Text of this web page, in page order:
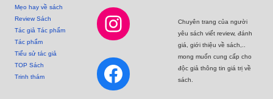
Mẹo hay về sách
Review Sách
Tác giả Tác phẩm
Tác phẩm
Tiểu sử tác giả
TOP Sách
Trinh thám
Chuyên trang của người
yêu sách viết review, đánh
giá, giới thiệu về sách,..
mong muốn cung cấp cho
độc giả thông tin giá trị về
sách.